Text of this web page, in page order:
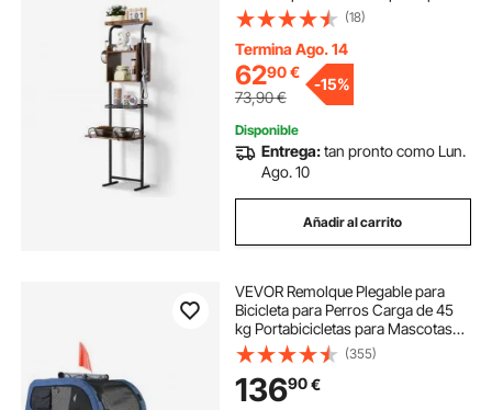
Comederos para Perros Ajustable
en Altura Cuenco Elevado Barra
para Perros Grandes, Medianos,
Pequeños
(18)
Termina Ago. 14
6290€
73,90€
-15%
Disponible
Entrega:tan pronto como Lun.
Ago. 10
Añadir al carrito
VEVOR Remolque Plegable para
Bicicleta para Perros Carga de 45
kg Portabicicletas para Mascotas
Marco Fácil de Plegar con Ruedas
de Liberación Rápida, Acoplador
Universal para Bicicleta, Reflectores
(355)
13690€